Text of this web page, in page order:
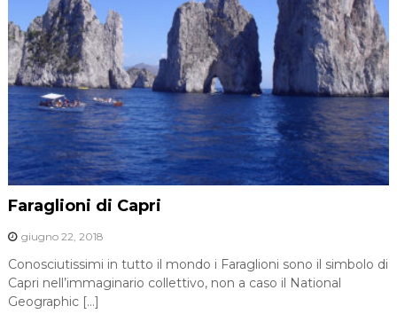
Faraglioni di Capri
giugno 22, 2018
Conosciutissimi in tutto il mondo i Faraglioni sono il simbolo di
Capri nell’immaginario collettivo, non a caso il National
Geographic […]